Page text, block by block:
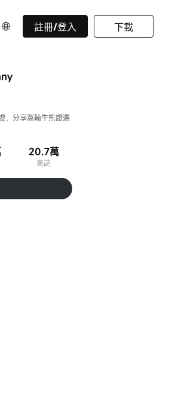
註冊/登入 下載
，分享窩輪牛熊證選
20.7萬
來訪